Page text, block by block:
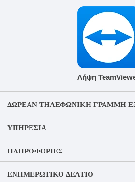
Λήψη
ΔΩΡΕΆΝ ΤΗΛΕΦΩΝΙΚΉ ΓΡΑΜΜΉ
ΥΠΗΡΕΣΊΑ
ΠΛΗΡΟΦΟΡΊΕΣ
ΕΝΗΜΕΡΩΤΙΚΌ ΔΕΛΤΊΟ